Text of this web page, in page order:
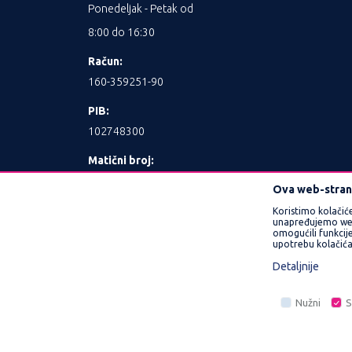
Ponedeljak - Petak od
8:00 do 16:30
Račun:
160-359251-90
PIB:
102748300
Matični broj:
Nastojimo da budemo što precizniji u
prikazani na sajtu su deo naše ponude i
Ova web-
Koristimo
unapređujemo
omogućili
upotrebu
Detaljnije
Nužni